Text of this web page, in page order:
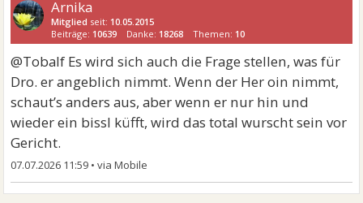
Arnika
Mitglied seit: 10.05.2015
Beiträge: 10639 Danke: 18268 Themen: 10
@Tobalf Es wird sich auch die Frage stellen, was für
Dro. er angeblich nimmt. Wenn der Her oin nimmt,
schaut’s anders aus, aber wenn er nur hin und
wieder ein bissl küfft, wird das total wurscht sein vor
Gericht.
07.07.2026 11:59 •